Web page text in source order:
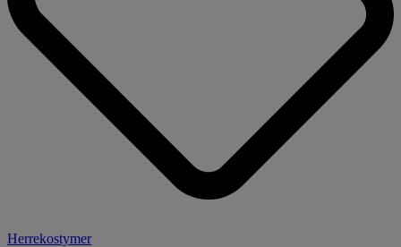
Herrekostymer